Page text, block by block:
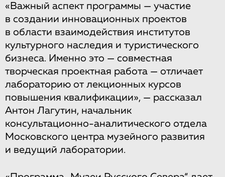
«Важный аспект программы — участие
в создании инновационных проектов
в области взаимодействия институтов
культурного наследия и туристического
бизнеса. Именно это — совместная
творческая проектная работа — отличает
лабораторию от лекционных курсов
повышения квалификации», — рассказал
Антон Лагутин, начальник
консультационно-аналитического отдела
Московского центра музейного развития
и ведущий лаборатории.